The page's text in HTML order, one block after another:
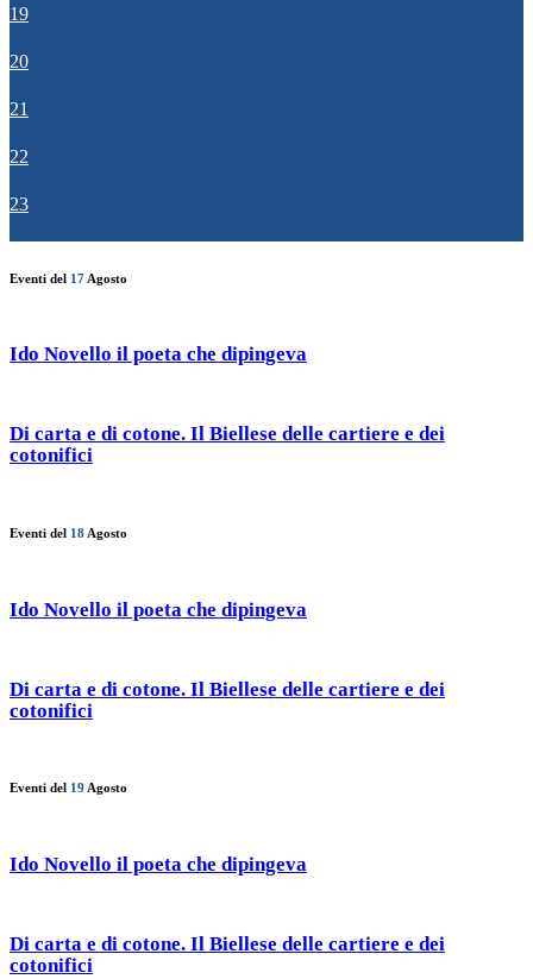
19
20
21
22
23
Eventi del 17 Agosto
Ido Novello il poeta che dipingeva
Di carta e di cotone. Il Biellese delle cartiere e dei
cotonifici
Eventi del 18 Agosto
Ido Novello il poeta che dipingeva
Di carta e di cotone. Il Biellese delle cartiere e dei
cotonifici
Eventi del 19 Agosto
Ido Novello il poeta che dipingeva
Di carta e di cotone. Il Biellese delle cartiere e dei
cotonifici